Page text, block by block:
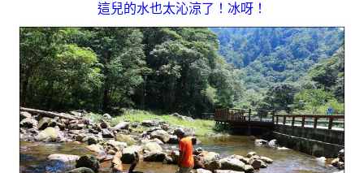
這兒的水也太沁涼了！冰呀！